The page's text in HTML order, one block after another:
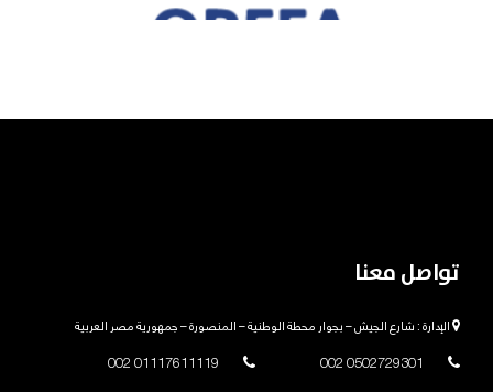
تواصل معنا
الإدارة : شارع الجيش – بجوار محطة الوطنية – المنصورة – جمهورية مصر العربية